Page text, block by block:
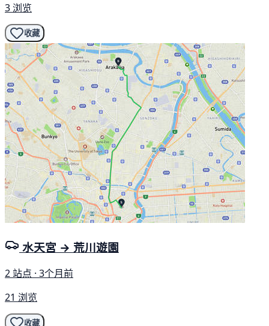
3 浏览
收藏
水天宮 → 荒川遊園
2 站点 · 3个月前
21 浏览
收藏